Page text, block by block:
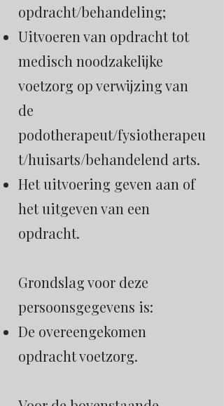
opdracht/behandeling;
Uitvoeren van opdracht tot
medisch noodzakelijke
voetzorg op verwijzing van
de
podotherapeut/fysiotherapeu
t/huisarts/behandelend arts.
Het uitvoering geven aan of
het uitgeven van een
opdracht.
Grondslag voor deze
persoonsgegevens is:
De overeengekomen
opdracht voetzorg.